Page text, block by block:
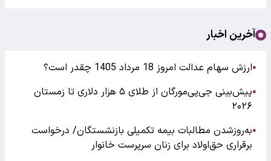
آخرین اخبار
●ارزش سهام عدالت امروز 18 مرداد 1405 چقدر است؟
●
پیش‌بینی جی‌پی‌مورگان از طلای ۵ هزار دلاری تا زمستان
۲۰۲۶
●به‌روزشدن مطالبات بیمه تکمیلی بازنشستگان/ درخواست
برقراری حق‌اولاد برای زنان سرپرست خانوار